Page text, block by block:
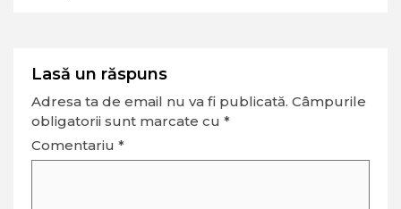
Lasă un răspuns
Adresa ta de email nu va fi publicată. Câmpurile
obligatorii sunt marcate cu *
Comentariu *